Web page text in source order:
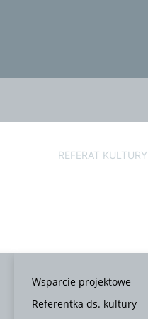
REFERAT KULTURY
Wsparcie projektowe
Referentka ds. kultury